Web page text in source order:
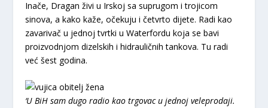
Inače, Dragan živi u Irskoj sa suprugom i trojicom
sinova, a kako kaže, očekuju i četvrto dijete. Radi kao
zavarivač u jednoj tvrtki u Waterfordu koja se bavi
proizvodnjom dizelskih i hidrauličnih tankova. Tu radi
već šest godina.
‘U BiH sam dugo radio kao trgovac u jednoj veleprodaji.